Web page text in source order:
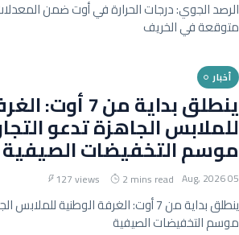
الرصد الجوي: درجات الحرارة في أوت ضمن
متوقعة في الخريف
أخبار
ينطلق بداية من
للملابس الجاهزة تدعو
موسم التخفيضات الصيفية
05 Aug, 2026
2 mins read
127 views
ينطلق بداية من 7 أوت: الغرفة الوطنية
موسم التخفيضات الصيفية